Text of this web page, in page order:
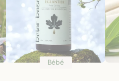
Bébé